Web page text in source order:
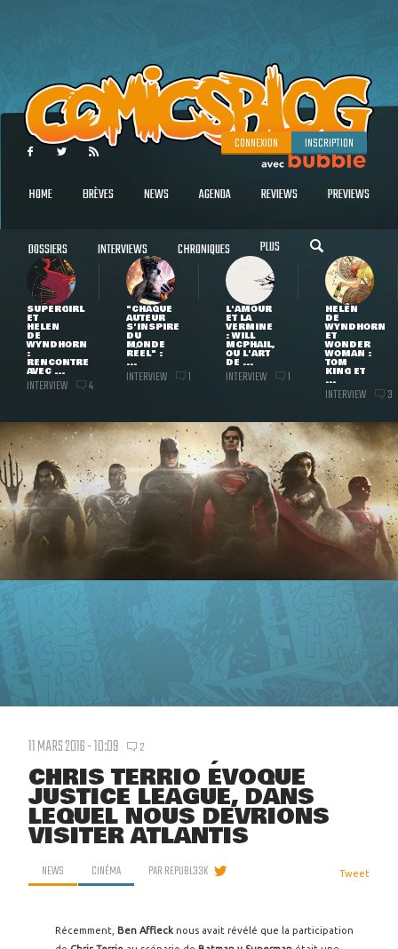
CONNEXION INSCRIPTION
HOME BRÈVES NEWS AGENDA REVIEWS PREVIEWS
DOSSIERS INTERVIEWS CHRONIQUES PLUS
SUPERGIRL
ET
HELEN
DE
WYNDHORN
:
RENCONTRE
AVEC ...
INTERVIEW 4
"CHAQUE
AUTEUR
S'INSPIRE
DU
MONDE
RÉEL" :
...
INTERVIEW 1
L'AMOUR
ET LA
VERMINE
: WILL
MCPHAIL,
OU L'ART
DE ...
INTERVIEW 1
HELEN
DE
WYNDHORN
ET
WONDER
WOMAN :
TOM
KING ET
...
INTERVIEW 3
11 MARS 2016 - 10:09 2
CHRIS TERRIO ÉVOQUE
JUSTICE LEAGUE, DANS
LEQUEL NOUS DEVRIONS
VISITER ATLANTIS
NEWS CINÉMA PARREPUBL33K Tweet
Récemment, Ben Affleck nous avait révélé que la participation